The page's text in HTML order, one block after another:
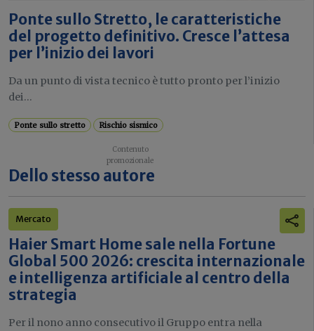
Ponte sullo Stretto, le caratteristiche
del progetto definitivo. Cresce l’attesa
per l’inizio dei lavori
Da un punto di vista tecnico è tutto pronto per l’inizio
dei...
Ponte sullo stretto Rischio sismico
Dello stesso autore
Mercato
Haier Smart Home sale nella Fortune
Global 500 2026: crescita internazionale
e intelligenza artificiale al centro della
strategia
Per il nono anno consecutivo il Gruppo entra nella